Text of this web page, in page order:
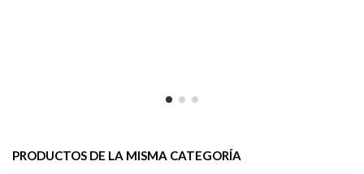
PRODUCTOS DE LA MISMA CATEGORÍA